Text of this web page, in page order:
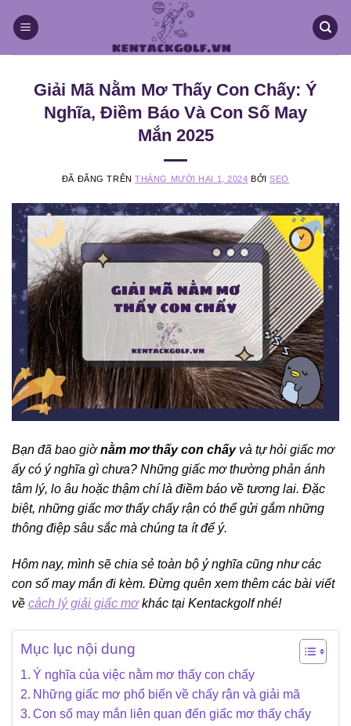
đến
Giải Mã Nằm Mơ Thấy Con Chấy: Ý
Nghĩa, Điềm Báo Và Con Số May
Mắn 2025
ĐÃ ĐĂNG TRÊNTHÁNG MƯỜI HAI 1, 2024 BỞISEO
Bạn đã bao giờnằm mơ thấy con chấyvà tự hỏi giấc mơ
ấy có ý nghĩa gì chưa? Những giấc mơ thường phản ánh
tâm lý, lo âu hoặc thậm chí là điềm báo về tương lai. Đặc
biệt, những giấc mơ thấy chấy rận có thể gửi gắm những
thông điệp sâu sắc mà chúng ta ít để ý.
Hôm nay, mình sẽ chia sẻ toàn bộ ý nghĩa cũng như các
con số may mắn đi kèm. Đừng quên xem thêm các bài viết
về cách lý giải giấc mơkhác tại Kentackgolf nhé!
Mục lục nội dung
Ý nghĩa của việc nằm mơ thấy con chấy
Những giấc mơ phổ biến về chấy rận và giải mã
Con số may mắn liên quan đến giấc mơ thấy chấy